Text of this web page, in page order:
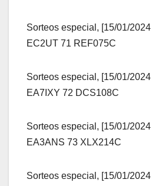
Sorteos especial, [15/01/2024
EC2UT 71 REF075C
Sorteos especial, [15/01/2024
EA7IXY 72 DCS108C
Sorteos especial, [15/01/2024
EA3ANS 73 XLX214C
Sorteos especial, [15/01/2024